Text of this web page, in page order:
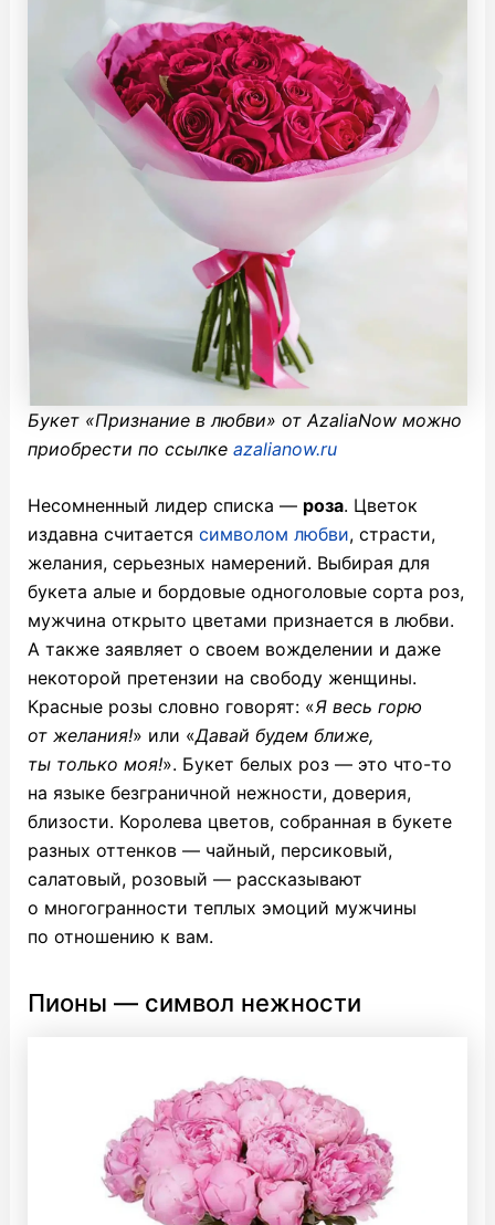
Букет «Признание в любви» от AzaliaNow можно
приобрести по ссылке azalianow.ru
Несомненный лидер списка — роза. Цветок
издавна считается символом любви, страсти,
желания, серьезных намерений. Выбирая для
букета алые и бордовые одноголовые сорта роз,
мужчина открыто цветами признается в любви.
А также заявляет о своем вожделении и даже
некоторой претензии на свободу женщины.
Красные розы словно говорят: «Я весь горю
от желания!» или «Давай будем ближе,
ты только моя!». Букет белых роз — это что-то
на языке безграничной нежности, доверия,
близости. Королева цветов, собранная в букете
разных оттенков — чайный, персиковый,
салатовый, розовый — рассказывают
о многогранности теплых эмоций мужчины
по отношению к вам.
Пионы — символ нежности